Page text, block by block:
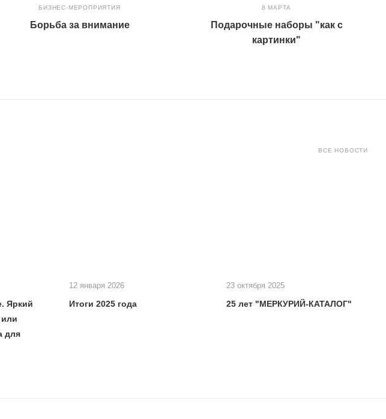
БИЗНЕС-МЕРОПРИЯТИЯ
Борьба за внимание
8 МАРТА
Подарочные наборы "как с
картинки"
ВСЕ НОВОСТИ
Яркий
или
для
12 января 2026
Итоги 2025 года
23 октября 2025
25 лет "МЕРКУРИЙ-КАТАЛОГ"